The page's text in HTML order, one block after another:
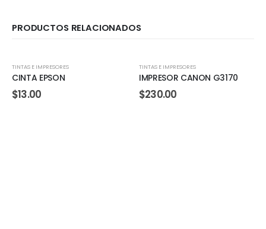
PRODUCTOS RELACIONADOS
TINTAS E IMPRESORES
CINTA EPSON
$13.00
TINTAS E IMPRESORES
IMPRESOR CANON G3170
$230.00